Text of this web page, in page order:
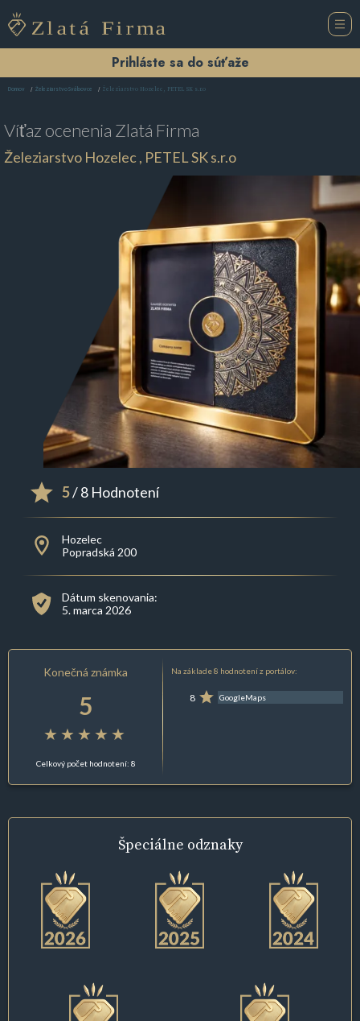
Prihláste sa do súťaže
Domov Železiarstvo Švábovce Železiarstvo Hozelec , PETEL SK s.r.o
Víťaz ocenenia Zlatá Firma
Železiarstvo Hozelec , PETEL SK s.r.o
5/ 8 Hodnotení
Hozelec
Popradská 200
Dátum skenovania:
5. marca 2026
Konečná známka
5
Celkový počet hodnotení: 8
Na základe 8 hodnotení z portálov:
8 GoogleMaps
Špeciálne odznaky